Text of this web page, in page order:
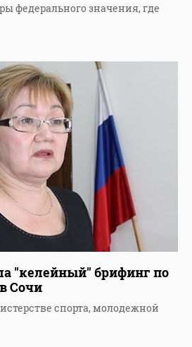
федерального значения, где
"келейный" брифинг по
Сочи
спорта, молодежной